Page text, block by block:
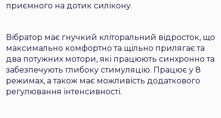
приємного на дотик силікону.
Вібратор має гнучкий кліторальний відросток, що
максимально комфортно та щільно прилягає та
два потужних мотори, які працюють синхронно та
забезпечують глибоку стимуляцію. Працює у 8
режимах, а також має можливість додаткового
регулювання інтенсивності.